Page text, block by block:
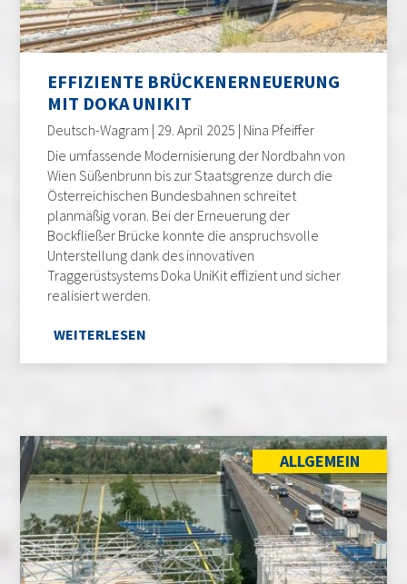
EFFIZIENTE BRÜCKENERNEUERUNG
MIT DOKA UNIKIT
Deutsch-Wagram | 29. April 2025 | Nina Pfeiffer
Die umfassende Modernisierung der Nordbahn von
Wien Süßenbrunn bis zur Staatsgrenze durch die
Österreichischen Bundesbahnen schreitet
planmäßig voran. Bei der Erneuerung der
Bockfließer Brücke konnte die anspruchsvolle
Unterstellung dank des innovativen
Traggerüstsystems Doka UniKit effizient und sicher
realisiert werden.
WEITERLESEN
ALLGEMEIN